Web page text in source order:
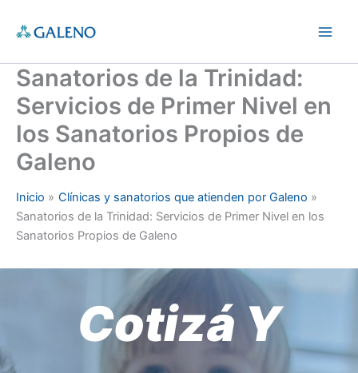
Sanatorios de la Trinidad:
Servicios de Primer Nivel en
los Sanatorios Propios de
Galeno
Inicio
Clínicas y sanatorios que atienden por Galeno
Sanatorios de la Trinidad: Servicios de Primer Nivel en los
Sanatorios Propios de Galeno
Cotizá Y